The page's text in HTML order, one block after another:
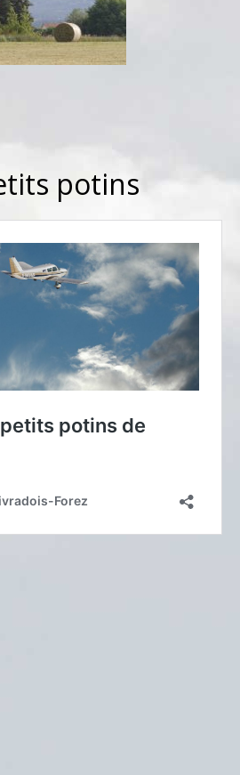
potins